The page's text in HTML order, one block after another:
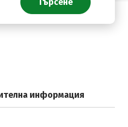
информация